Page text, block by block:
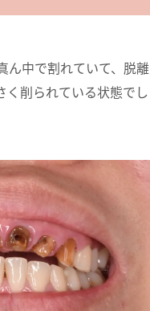
ん中で割れていて、脱離
く削られている状態でし